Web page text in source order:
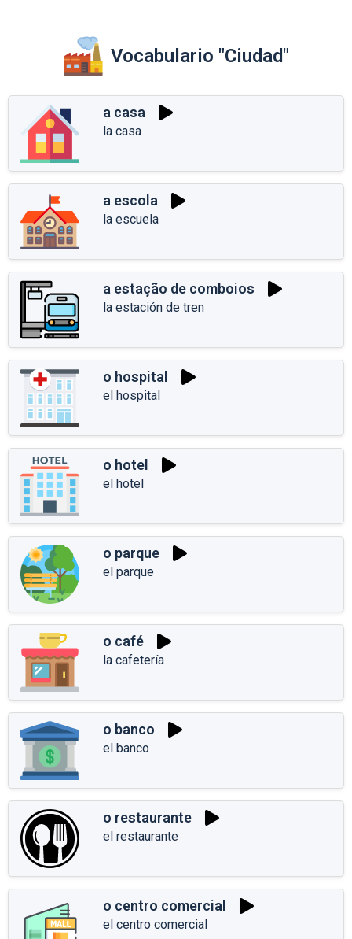
Vocabulario "Ciudad"
a casa
la casa
a escola
la escuela
a estação de comboios
la estación de tren
o hospital
el hospital
o hotel
el hotel
o parque
el parque
o café
la cafetería
o banco
el banco
o restaurante
el restaurante
o centro comercial
el centro comercial